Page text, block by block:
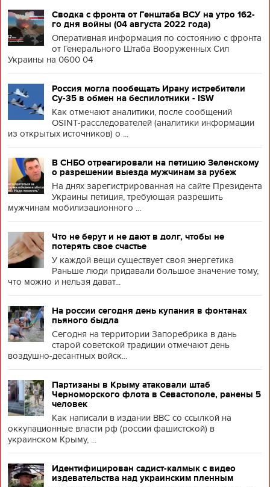
Сводка с фронта от Генштаба ВСУ на утро 162-
го дня войны (04 августа 2022 года)
Оперативная информация по состоянию с фронта
от Генерального Штаба Вооруженных Сил
Украины на 0600 04
Россия могла пообещать Ирану истребители
Су-35 в обмен на беспилотники - ISW
Как отмечают аналитики, после сообщений
OSINT-расследователей (аналитики информации
из открытых источников) о ...
В СНБО отреагировали на петицию Зеленскому
о разрешении выезда мужчинам за рубеж
На днях зарегистрированная на сайте Президента
Украины петиция, требующая разрешить
мужчинам мобилизационного ...
Что не берут и не дают в долг, чтобы не
потерять свое счастье
У каждой вещи существует своя энергетика
Раньше люди придавали большое значение тому,
что можно и нельзя дават...
На россии сегодня день купания в фонтанах
пьяного быдла
Сегодня на территории Запоребрика в дань
старой советской традиции отмечают день
воздушно-десантных войск...
Партизаны в Крыму атаковали штаб
Черноморского флота в Севастополе, ранены 5
человек
Как написали в издании BBC со ссылкой на
оккупационные власти рф (россии фашистской) в
украинском Крыму, ...
Идентифицирован садист-калмык с видео
издевательства над украинским пленным